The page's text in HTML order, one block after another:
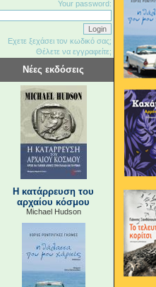
Your password:
Εχετε ξεχάσει τον κωδικό σας;
Θέλετε να εγγραφείτε;
Νέες εκδόσεις
Η κατάρρευση του
αρχαίου κόσμου
Michael Hudson